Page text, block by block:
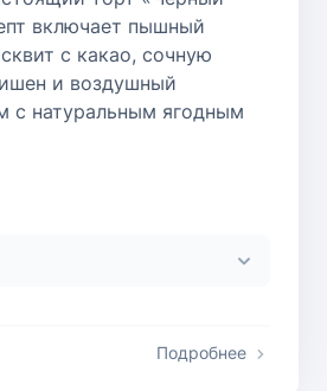
включает пышный
с какао, сочную
и воздушный
с натуральным ягодным
Подробнее